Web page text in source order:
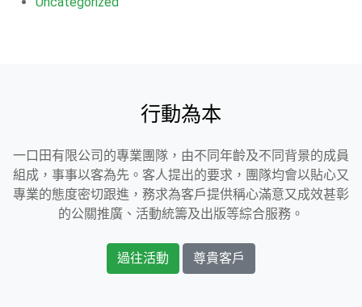
行動為本
一口田有限公司的專業團隊，由不同年齡及不同背景的成員
組成，事事以客為先。客人提出的要求，團隊均會以貼心又
專業的態度密切跟進，務求為客戶提供稱心滿意又成效甚彰
的公關推廣、活動統籌及出版等綜合服務。
過往活動 尊貴客戶